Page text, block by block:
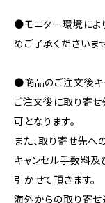
●モニター環境によ
めご了承くださいま
●商品のご注文後キ
ご注文後に取り寄せ
可となります。
また、取り寄せ先へ
キャンセル手数料
引かせて頂きます。
海外からの取り寄せ